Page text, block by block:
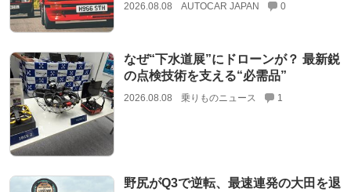
2026.08.08 AUTOCAR JAPAN 0
なぜ“下水道展”にドローンが？ 最新鋭
の点検技術を支える“必需品”
2026.08.08 乗りものニュース 1
野尻がQ3で逆転、最速連発の大田を退